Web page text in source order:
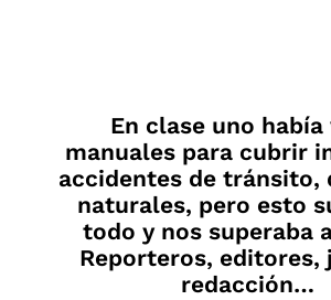
En clase uno
manuales para cubrir
accidentes de tránsito,
naturales, pero esto
todo y nos superaba
Reporteros, editores,
redacción…